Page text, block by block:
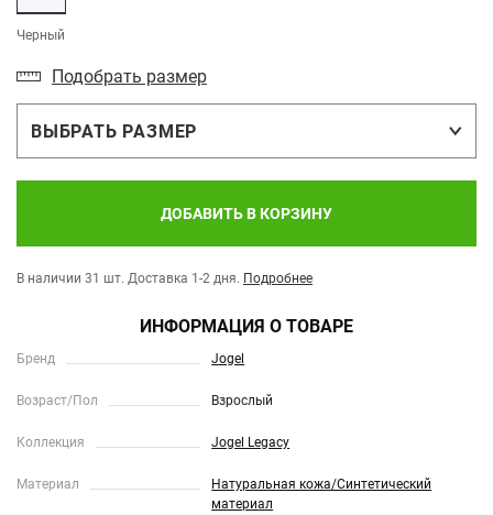
Черный
Подобрать размер
ВЫБРАТЬ РАЗМЕР
ДОБАВИТЬ В КОРЗИНУ
В наличии 31 шт. Доставка 1-2 дня. Подробнее
ИНФОРМАЦИЯ О ТОВАРЕ
Бренд Jogel
Возраст/Пол Взрослый
Коллекция Jogel Legacy
Материал
Натуральная кожа/Синтетический
материал